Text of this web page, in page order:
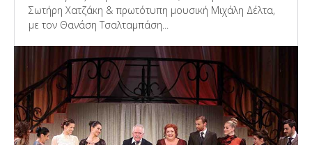
Σωτήρη Χατζάκη & πρωτότυπη μουσική Μιχάλη Δέλτα,
με τον Θανάση Τσαλταμπάση...